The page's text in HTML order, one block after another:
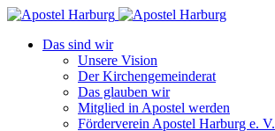
Das sind wir
Unsere Vision
Der Kirchengemeinderat
Das glauben wir
Mitglied in Apostel werden
Förderverein Apostel Harburg e. V.